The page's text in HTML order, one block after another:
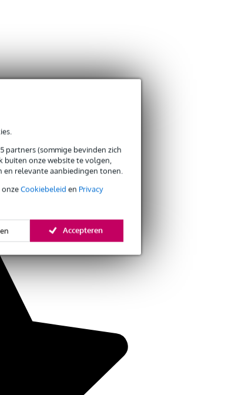
partners (sommige bevinden zich
buiten onze website te volgen,
en relevante aanbiedingen tonen.
onzeCookiebeleid en Privacy
Accepteren